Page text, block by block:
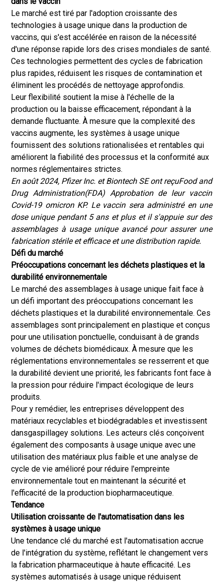
Le marché est tiré par l'adoption croissante des
technologies à usage unique dans la production de
vaccins, qui s'est accélérée en raison de la nécessité
d'une réponse rapide lors des crises mondiales de santé.
Ces technologies permettent des cycles de fabrication
plus rapides, réduisent les risques de contamination et
éliminent les procédés de nettoyage approfondis.
Leur flexibilité soutient la mise à l'échelle de la
production ou la baisse efficacement, répondant à la
demande fluctuante. À mesure que la complexité des
vaccins augmente, les systèmes à usage unique
fournissent des solutions rationalisées et rentables qui
améliorent la fiabilité des processus et la conformité aux
normes réglementaires strictes.
En août 2024, Pfizer Inc. et Biontech SE ont reçuFood and
Drug Administration(FDA) Approbation de leur vaccin
Covid-19 omicron KP. Le vaccin sera administré en une
dose unique pendant 5 ans et plus et il s'appuie sur des
assemblages à usage unique avancé pour assurer une
fabrication stérile et efficace et une distribution rapide.
Défi du marché
Préoccupations concernant les déchets plastiques et la
durabilité environnementale
Le marché des assemblages à usage unique fait face à
un défi important des préoccupations concernant les
déchets plastiques et la durabilité environnementale. Ces
assemblages sont principalement en plastique et conçus
pour une utilisation ponctuelle, conduisant à de grands
volumes de déchets biomédicaux. À mesure que les
réglementations environnementales se resserrent et que
la durabilité devient une priorité, les fabricants font face à
la pression pour réduire l'impact écologique de leurs
produits.
Pour y remédier, les entreprises développent des
matériaux recyclables et biodégradables et investissent
dansgaspillagey solutions. Les acteurs clés conçoivent
également des composants à usage unique avec une
utilisation des matériaux plus faible et une analyse de
cycle de vie amélioré pour réduire l'empreinte
environnementale tout en maintenant la sécurité et
l'efficacité de la production biopharmaceutique.
Tendance
Utilisation croissante de l'automatisation dans les
systèmes à usage unique
Une tendance clé du marché est l'automatisation accrue
de l'intégration du système, reflétant le changement vers
la fabrication pharmaceutique à haute efficacité. Les
systèmes automatisés à usage unique réduisent